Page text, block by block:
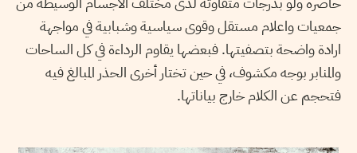
جمعيات واعلام مستقل وقوى سياسية وشبابية في مواجهة
ارادة واضحة بتصفيتها. فبعضها يقاوم الرداءة في كل الساحات
والمنابر بوجه مكشوف، في حين تختار أخرى الحذر المبالغ فيه
فتحجم عن الكلام خارج بياناتها.